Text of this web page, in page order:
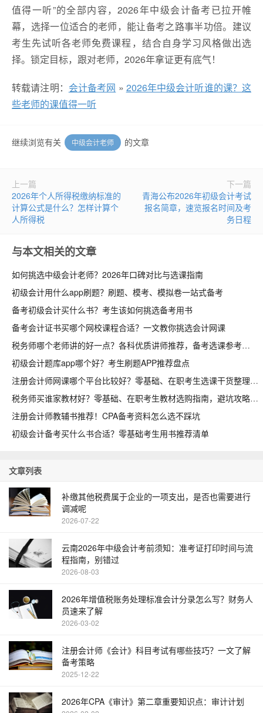
值得一听”的全部内容，2026年中级会计备考已拉开帷
幕，选择一位适合的老师，能让备考之路事半功倍。建议
考生先试听各老师免费课程，结合自身学习风格做出选
择。锁定目标，跟对老师，2026年拿证更有底气！
转载请注明： 会计备考网 » 2026年中级会计听谁的课？这
些老师的课值得一听
继续浏览有关 中级会计老师 的文章
上一篇
2026年个人所得税缴纳标准的
计算公式是什么？怎样计算个
人所得税
下一篇
青海公布2026年初级会计考试
报名简章，速览报名时间及考
务日程
与本文相关的文章
如何挑选中级会计老师？2026年口碑对比与选课指南
初级会计用什么app刷题？刷题、模考、模拟卷一站式备考
备考初级会计买什么书？考生该如何挑选备考用书
备考会计证书买哪个网校课程合适？一文教你挑选会计网课
税务师哪个老师讲的好一点？各科优质讲师推荐，备考选课参考
初级会计题库app哪个好？考生刷题APP推荐盘点
注册会计师网课哪个平台比较好？零基础、在职考生选课干货整理
税务师买谁家教材好？零基础、在职考生教材选购指南，避坑攻略收好
注册会计师教辅书推荐！CPA备考资料怎么选不踩坑
初级会计备考买什么书合适？零基础考生用书推荐清单
文章列表
补缴其他税费属于企业的一项支出，是否也需要进行
调减呢
2026-07-22
云南2026年中级会计考前须知：准考证打印时间与流
程指南，别错过
2026-08-03
2026年增值税账务处理标准会计分录怎么写？财务人
员速来了解
2026-03-02
注册会计师《会计》科目考试有哪些技巧？一文了解
备考策略
2025-12-22
2026年CPA《审计》第二章重要知识点：审计计划